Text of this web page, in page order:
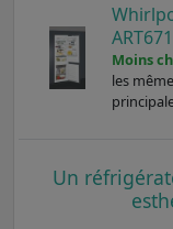
Moins
les
Un